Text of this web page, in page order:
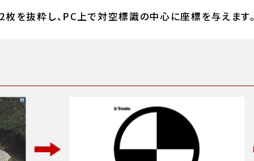
を抜粋し、PC上で対空標識の中心に座標を与えます。